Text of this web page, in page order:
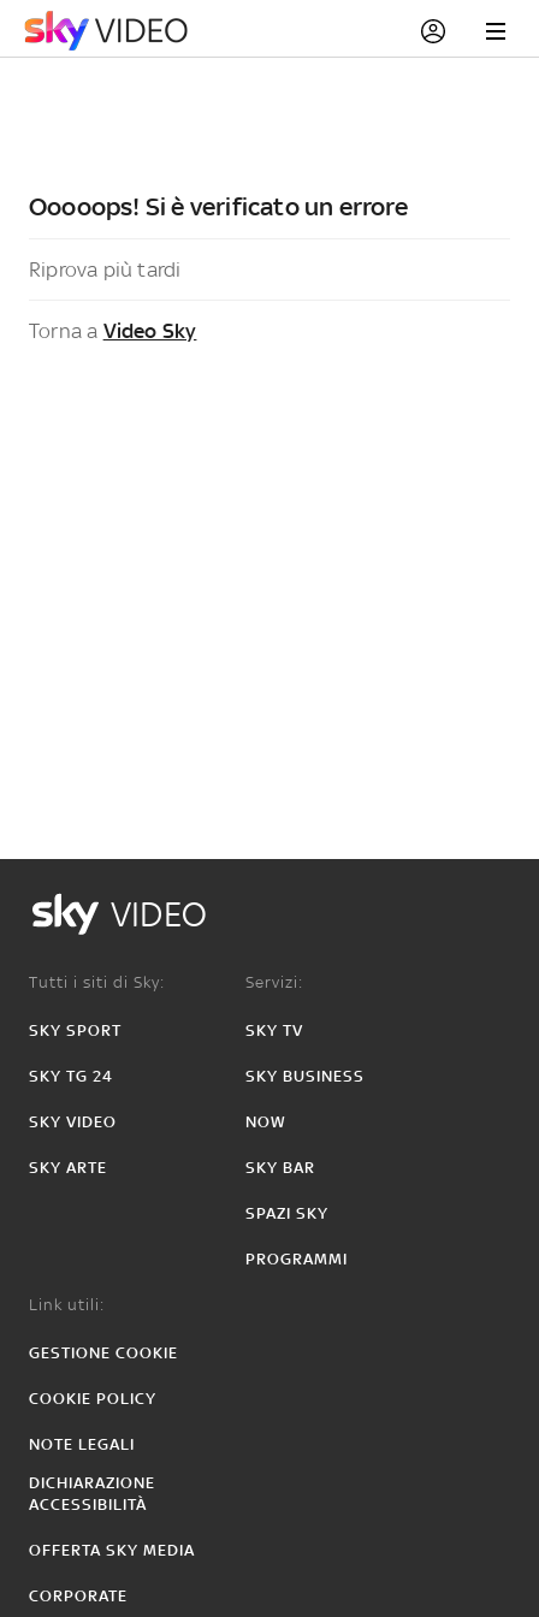
Ooooops! Si è verificato un errore
Riprova più tardi
Torna a Video Sky
VIDEO
Tutti i siti di Sky:
SKY SPORT
SKY TG 24
SKY VIDEO
SKY ARTE
Servizi:
SKY TV
SKY BUSINESS
NOW
SKY BAR
SPAZI SKY
PROGRAMMI
Link utili:
GESTIONE COOKIE
COOKIE POLICY
NOTE LEGALI
DICHIARAZIONE
ACCESSIBILITÀ
OFFERTA SKY MEDIA
CORPORATE